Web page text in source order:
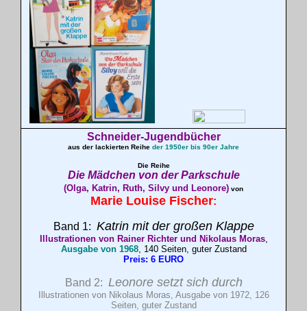
Schneider-Jugendbücher
aus der lackierten Reihe der 1950er bis 90er Jahre
Die Reihe
Die Mädchen von derParkschule
(Olga, Katrin, Ruth, Silvy und Leonore) von
Marie Louise Fischer:
Band 1: Katrin mit der großen Klappe
Illustrationen von Rainer Richter und Nikolaus Moras,
Ausgabe von 1968, 140 Seiten, guter Zustand
Preis: 6 EURO
Band 2: Leonore setzt sich durch
Illustrationen von Nikolaus Moras, Ausgabe von 1972, 126
Seiten, guter Zustand